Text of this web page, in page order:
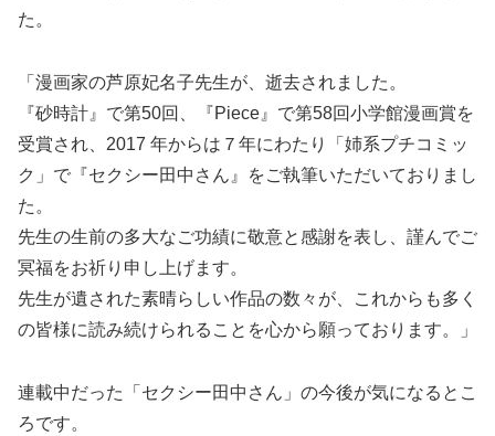
た。
「漫画家の芦原妃名子先生が、逝去されました。
『砂時計』で第50回、『Piece』で第58回小学館漫画賞を
受賞され、2017 年からは７年にわたり「姉系プチコミッ
ク」で『セクシー田中さん』をご執筆いただいておりまし
た。
先生の生前の多大なご功績に敬意と感謝を表し、謹んでご
冥福をお祈り申し上げます。
先生が遺された素晴らしい作品の数々が、これからも多く
の皆様に読み続けられることを心から願っております。」
連載中だった「セクシー田中さん」の今後が気になるとこ
ろです。